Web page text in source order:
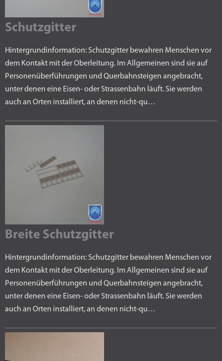
Schutzgitter
Hintergrundinformation: Schutzgitter bewahren Menschen vor
dem Kontakt mit der Oberleitung. Im Allgemeinen sind sie auf
Personenüberführungen und Querbahnsteigen angebracht,
unter denen eine Eisen- oder Strassenbahn läuft. Sie werden
auch an Orten installiert, an denen nicht-qu…
Breite Schutzgitter
Hintergrundinformation: Schutzgitter bewahren Menschen vor
dem Kontakt mit der Oberleitung. Im Allgemeinen sind sie auf
Personenüberführungen und Querbahnsteigen angebracht,
unter denen eine Eisen- oder Strassenbahn läuft. Sie werden
auch an Orten installiert, an denen nicht-qu…